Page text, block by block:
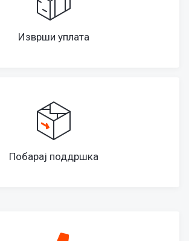
Изврши уплата
Побарај поддршка